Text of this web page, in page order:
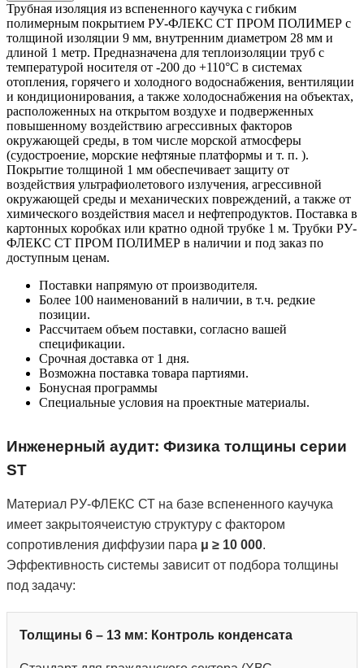
Трубная изоляция из вспененного каучука с гибким
полимерным покрытием РУ-ФЛЕКС СТ ПРОМ ПОЛИМЕР с
толщиной изоляции 9 мм, внутренним диаметром 28 мм и
длиной 1 метр. Предназначена для теплоизоляции труб с
температурой носителя от -200 до +110°С в системах
отопления, горячего и холодного водоснабжения, вентиляции
и кондиционирования, а также холодоснабжения на объектах,
расположенных на открытом воздухе и подверженных
повышенному воздействию агрессивных факторов
окружающей среды, в том числе морской атмосферы
(судостроение, морские нефтяные платформы и т. п. ).
Покрытие толщиной 1 мм обеспечивает защиту от
воздействия ультрафиолетового излучения, агрессивной
окружающей среды и механических повреждений, а также от
химического воздействия масел и нефтепродуктов. Поставка в
картонных коробках или кратно одной трубке 1 м. Трубки РУ-
ФЛЕКС СТ ПРОМ ПОЛИМЕР в наличии и под заказ по
доступным ценам.
Поставки напрямую от производителя.
Более 100 наименований в наличии, в т.ч. редкие
позиции.
Рассчитаем объем поставки, согласно вашей
спецификации.
Срочная доставка от 1 дня.
Возможна поставка товара партиями.
Бонусная программы
Специальные условия на проектные материалы.
Инженерный аудит: Физика толщины серии
ST
Материал РУ-ФЛЕКС СТ на базе вспененного каучука
имеет закрытоячеистую структуру с фактором
сопротивления диффузии пара μ ≥ 10 000.
Эффективность системы зависит от подбора толщины
под задачу:
Толщины 6 – 13 мм: Контроль конденсата